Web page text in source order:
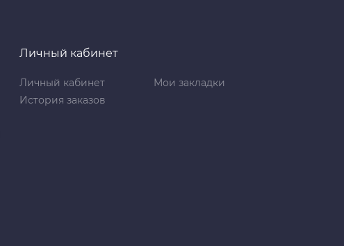
Личный кабинет
Личный кабинет
История заказов
Мои закладки